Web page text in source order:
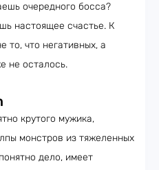
очередного босса?
настоящее счастье. К
то, что негативных, а
не осталось.
крутого мужика,
монстров из тяжеленных
дело, имеет